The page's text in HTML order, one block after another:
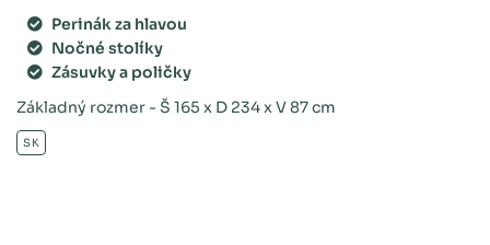
Perinák za hlavou
Nočné stolíky
Zásuvky a poličky
Základný rozmer - Š 165 x D 234 x V 87 cm
SK